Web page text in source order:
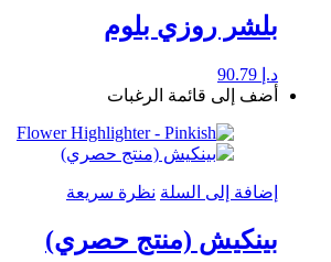
بلشر روزي بلوم
د.إ
أضف إلى قائمة الرغبات
إضافة إلى السلة نظرة سريعة
بينكيش (منتج حصري)